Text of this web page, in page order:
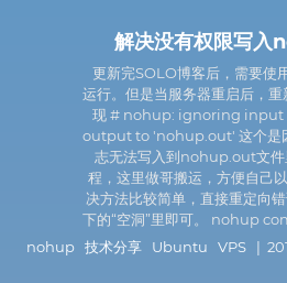
解决没有权限写
更新完SOLO博客后，需要使
运行。但是当服务器重启后，重
现 # nohup: ignoring
output to 'nohup.out' 这个是
志无法写入到nohup.out文件
程，这里做哥搬运，方便自己
决方法比较简单，直接重定向
下的“空洞”里即可。 nohup
nohup 技术分享 Ubuntu VPS |